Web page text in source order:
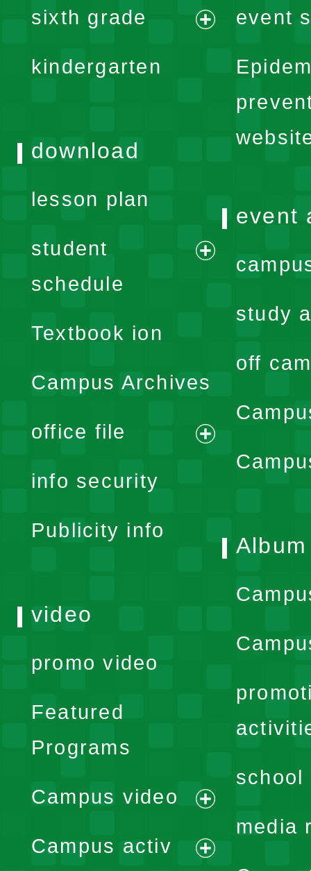
menu
sixth grade
kindergarten
event
download
lesson plan
student
schedule
expand
menu
Textbook ion
Campus Archives
office file
expand
info security
Publicity info
event
study
off
Album
school
media
video
promo video
Featured
Programs
Campus video
expand
menu
Campus activ